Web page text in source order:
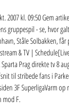
2007 kl. 09:50 Gem
gruppespil - se, hvor
Ståle Solbakken,
& TV |
Prag direkte tv 8
til stribede fans i
3F SuperligaVarm
mod F.